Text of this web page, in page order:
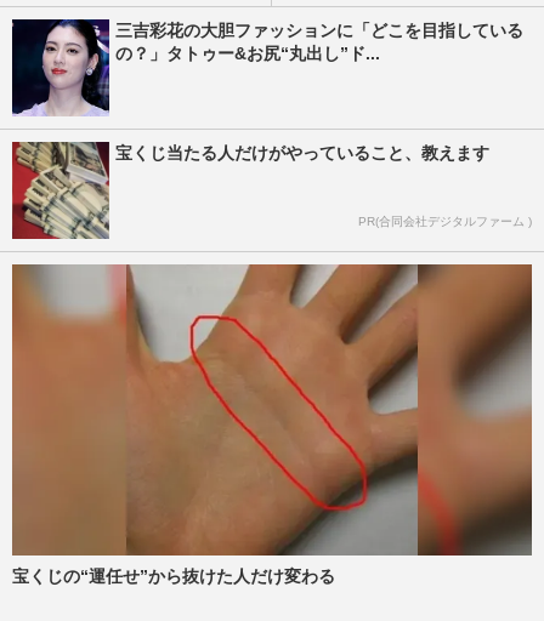
三吉彩花の大胆ファッションに「どこを目指している
の？」タトゥー&お尻“丸出し”ド...
宝くじ当たる人だけがやっていること、教えます
PR(合同会社デジタルファーム )
宝くじの“運任せ”から抜けた人だけ変わる